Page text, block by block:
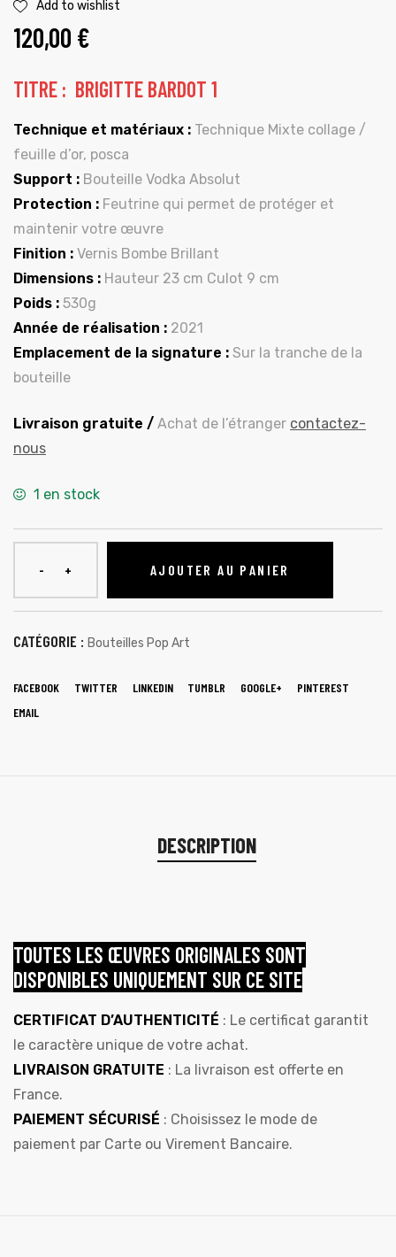
Add to wishlist
120,00 €
TITRE : BRIGITTE BARDOT 1
Technique et matériaux : Technique Mixte collage /
feuille d’or, posca
Support : Bouteille Vodka Absolut
Protection : Feutrine qui permet de protéger et
maintenir votre œuvre
Finition : Vernis Bombe Brillant
Dimensions : Hauteur 23 cm Culot 9 cm
Poids : 530g
Année de réalisation : 2021
Emplacement de la signature : Sur la tranche de la
bouteille
Livraison gratuite / Achat de l’étranger contactez-
nous
1 en stock
AJOUTER AU PANIER
CATÉGORIE : Bouteilles Pop Art
FACEBOOK TWITTER LINKEDIN TUMBLR GOOGLE+
PINTEREST
EMAIL
DESCRIPTION
TOUTES LES ŒUVRES ORIGINALES SONT
DISPONIBLES UNIQUEMENT SUR CE SITE
CERTIFICAT D’AUTHENTICITÉ : Le certificat garantit
le caractère unique de votre achat.
LIVRAISON GRATUITE : La livraison est offerte en
France.
PAIEMENT SÉCURISÉ : Choisissez le mode de
paiement par Carte ou Virement Bancaire.